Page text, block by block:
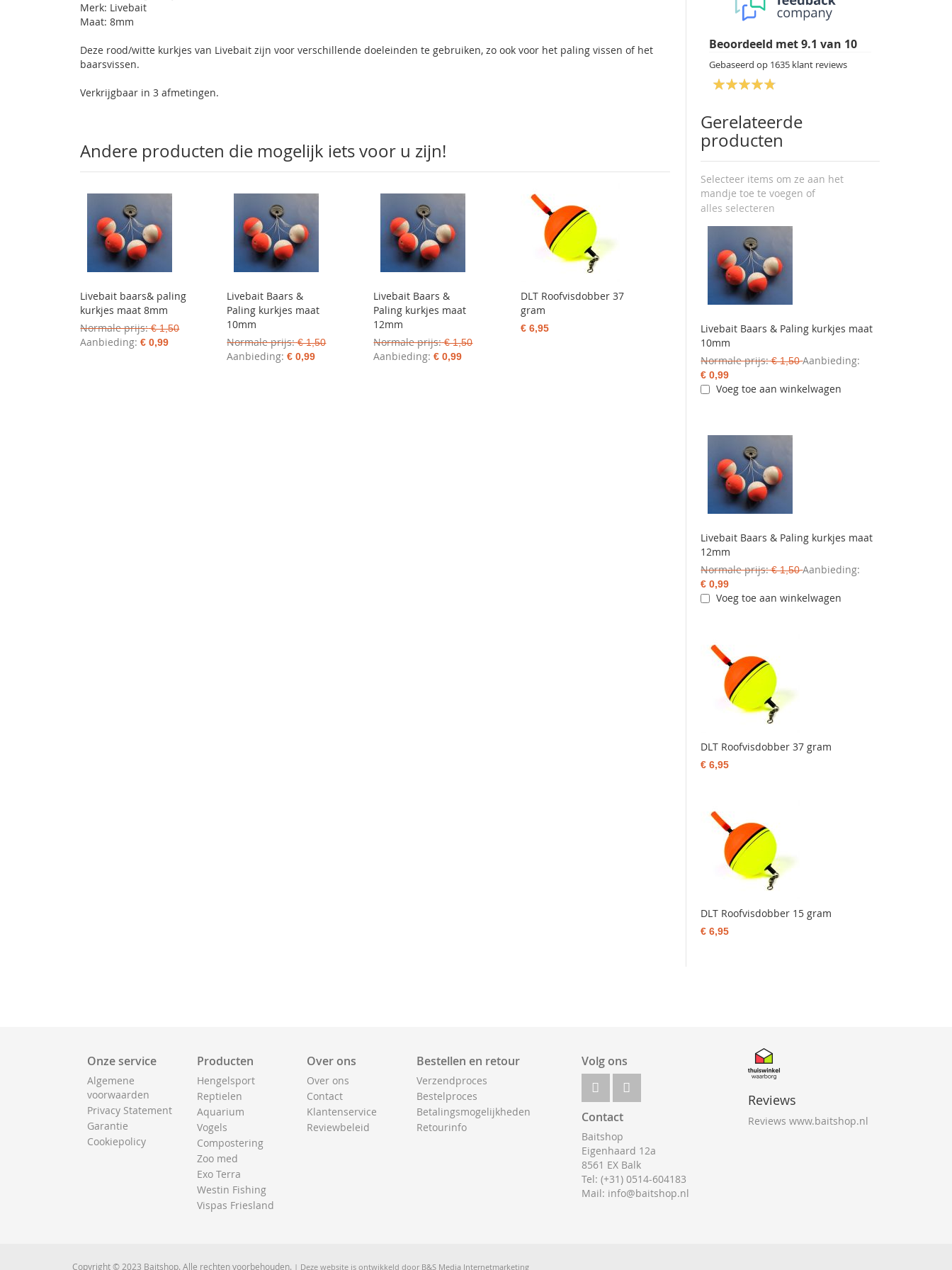
Beoordeeld met9.1 van 10
Gebaseerd op 1635 klant reviews
Gerelateerde
producten
Selecteer items om ze aan het
mandje toe te voegen of
alles selecteren
Livebait Baars & Paling kurkjes maat
10mm
Normale prijs € 1,50 Aanbieding
€ 0,99
Voeg toe aan winkelwagen
Livebait Baars & Paling kurkjes maat
12mm
Normale prijs € 1,50 Aanbieding
€ 0,99
Voeg toe aan winkelwagen
DLT Roofvisdobber 37 gram
€ 6,95
DLT Roofvisdobber 15 gram
€ 6,95
Merk: Livebait
Maat: 8mm
Deze rood/witte kurkjes van Livebait zijn voor verschillende doeleinden te gebruiken, zo ook voor het paling vissen of het
baarsvissen.
Verkrijgbaar in 3 afmetingen.
Andere producten die mogelijk iets voor u zijn!
Livebait baars& paling
kurkjes maat 8mm
Normale prijs € 1,50
Aanbieding € 0,99
Livebait Baars &
Paling kurkjes maat
10mm
Normale prijs € 1,50
Aanbieding € 0,99
Livebait Baars &
Paling kurkjes maat
12mm
Normale prijs € 1,50
Aanbieding € 0,99
DLT Roofvisdobber 37
gram
€ 6,95
Onze service
Algemene
voorwaarden
Privacy Statement
Garantie
Cookiepolicy
Producten
Hengelsport
Reptielen
Aquarium
Vogels
Compostering
Zoo med
Exo Terra
Westin Fishing
Vispas Friesland
Over ons
Over ons
Contact
Klantenservice
Reviewbeleid
Bestellen en retour
Verzendproces
Bestelproces
Betalingsmogelijkheden
Retourinfo
Volg ons
Contact
Baitshop
Eigenhaard 12a
8561 EX Balk
Tel: (+31) 0514-604183
Mail: info@baitshop.nl
Reviews
Reviews www.baitshop.nl
Copyright © 2023 Baitshop. Alle rechten voorbehouden. | Deze website is ontwikkeld door B&S Media Internetmarketing